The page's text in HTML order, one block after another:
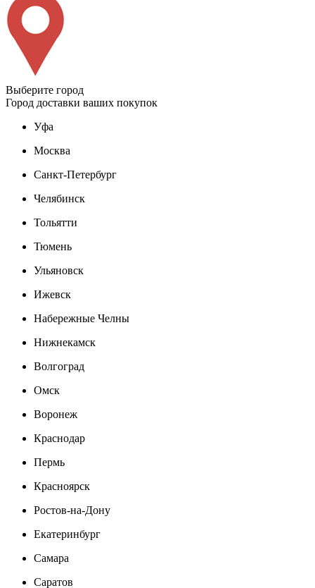
Выберите город
Город доставки ваших покупок
Уфа
Москва
Санкт-Петербург
Челябинск
Тольятти
Тюмень
Ульяновск
Ижевск
Набережные Челны
Нижнекамск
Волгоград
Омск
Воронеж
Краснодар
Пермь
Красноярск
Ростов-на-Дону
Екатеринбург
Самара
Саратов